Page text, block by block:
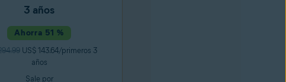
3 años
Ahorra 51 %
US$ 143.64/primeros 3
años
Sale por